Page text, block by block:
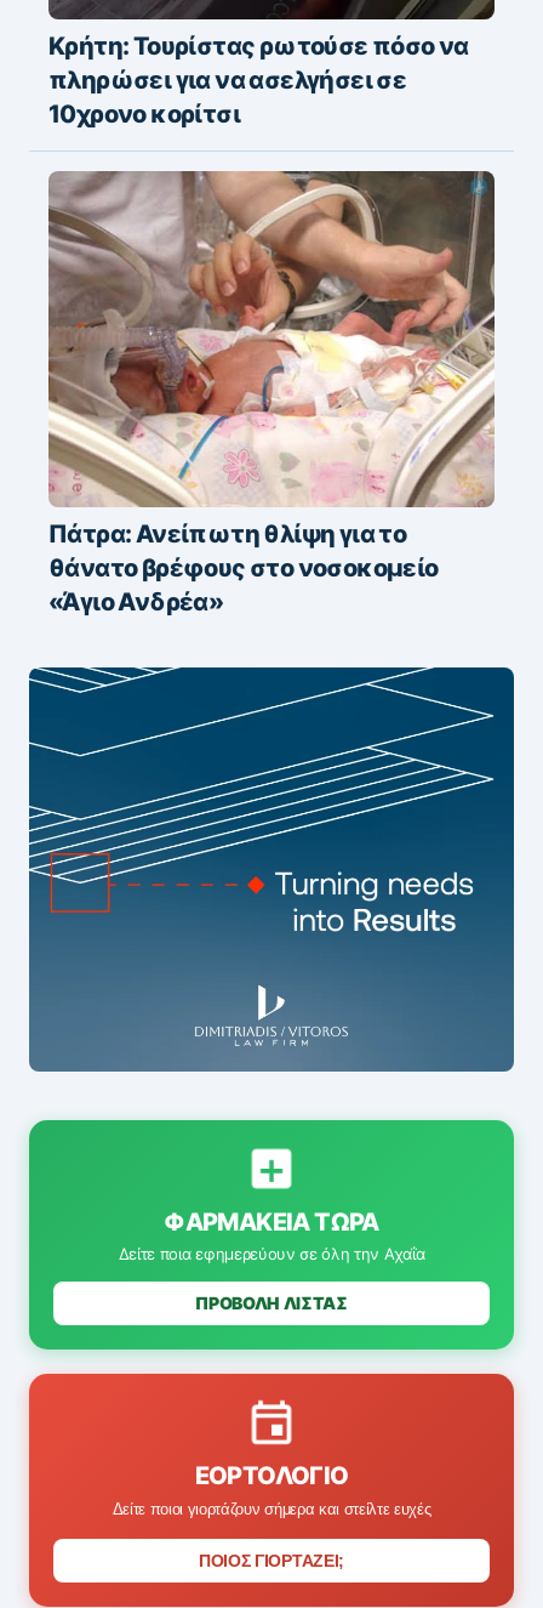
Κρήτη: Τουρίστας ρωτούσε πόσο να
πληρώσει για να ασελγήσει σε
10χρονο κορίτσι
Πάτρα: Ανείπωτη θλίψη για το
θάνατο βρέφους στο νοσοκομείο
«Άγιο Ανδρέα»
ΦΑΡΜΑΚΕΊΑ ΤΏΡΑ
Δείτε ποια εφημερεύουν σε όλη την Αχαΐα
ΠΡΟΒΟΛΗ ΛΙΣΤΑΣ
ΕΟΡΤΟΛΌΓΙΟ
Δείτε ποιοι γιορτάζουν σήμερα και στείλτε ευχές
ΠΟΙΟΣ ΓΙΟΡΤΑΖΕΙ;